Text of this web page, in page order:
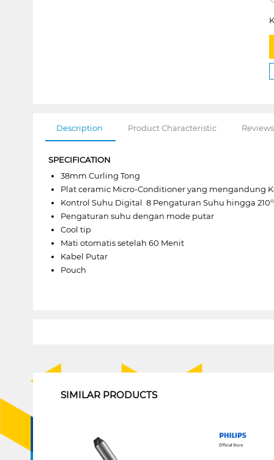
Description Product Characteristic Reviews
SPECIFICATION
38mm Curling Tong
Plat ceramic Micro-Conditioner yang mengandung
Kontrol Suhu Digital  8 Pengaturan Suhu hingga
Pengaturan suhu dengan mode putar
Cool tip
Mati otomatis setelah 60 Menit
Kabel Putar
Pouch
SIMILAR PRODUCTS